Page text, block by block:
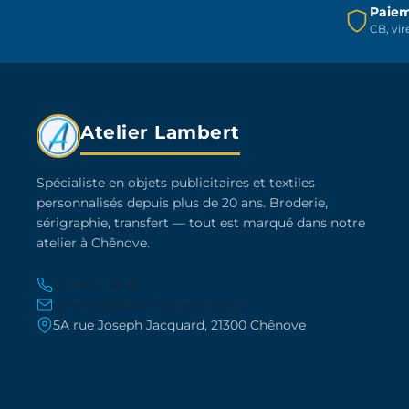
du
CB,
Atelier Lambert
Spécialiste en objets publicitaires et textiles
personnalisés depuis plus de 20 ans. Broderie,
sérigraphie, transfert — tout est marqué dans notre
atelier à Chênove.
03 45 21 30 86
contact@atelier-lambert.com
5A rue Joseph Jacquard, 21300 Chênove